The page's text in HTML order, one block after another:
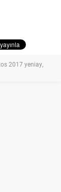
2017 yeniay,